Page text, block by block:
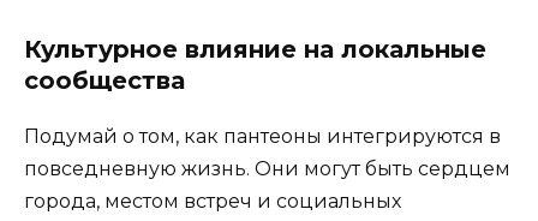
Культурное влияние на локальные
сообщества
Подумай о том, как пантеоны интегрируются в
повседневную жизнь. Они могут быть сердцем
города, местом встреч и социальных